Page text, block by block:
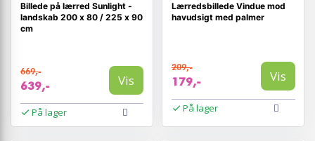
Billede på lærred Sunlight -
landskab 200 x 80 / 225 x 90
cm
669,-
639,- Vis
På lager
Lærredsbillede Vindue mod
havudsigt med palmer
209,-
179,- Vis
På lager